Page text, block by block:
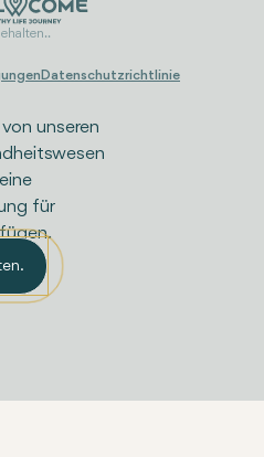
Datenschutzrichtlinie
unseren
für